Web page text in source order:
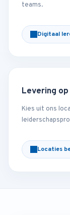
teams.
Digitaal
Levering
Kies uit ons
Locaties